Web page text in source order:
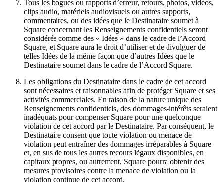
Accessoires
Trousses de matériel
Tout le matériel
Découvrir
Traitement des paiements
Système de point de vente
Solution PDV Square pour restaurants
Solution PDV Square pour détaillants
Rendez-vous Square
Factures
Commande en ligne
Tous les bogues ou rapports d’erreur, retours, photos, vidéos,
clips audio, matériels audiovisuels ou autres supports,
commentaires, ou des idées que le Destinataire soumet à
Square concernant les Renseignements confidentiels seront
considérés comme des « Idées » dans le cadre de l’Accord
Square, et Square aura le droit d’utiliser et de divulguer de
telles Idées de la même façon que d’autres Idées que le
Destinataire soumet dans le cadre de l’Accord Square.
Les obligations du Destinataire dans le cadre de cet accord
sont nécessaires et raisonnables afin de protéger Square et ses
activités commerciales. En raison de la nature unique des
Renseignements confidentiels, des dommages-intérêts seraient
inadéquats pour compenser Square pour une quelconque
violation de cet accord par le Destinataire. Par conséquent, le
Destinataire consent que toute violation ou menace de
violation peut entraîner des dommages irréparables à Square
et, en sus de tous les autres recours légaux disponibles, en
capitaux propres, ou autrement, Square pourra obtenir des
mesures provisoires contre la menace de violation ou la
violation continue de cet accord.